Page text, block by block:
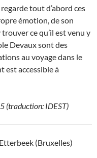
tout d’abord ces
émotion, de son
ce qu’il est venu y
Devaux sont des
au voyage dans le
est accessible à
(traduction: IDEST)
(Bruxelles)